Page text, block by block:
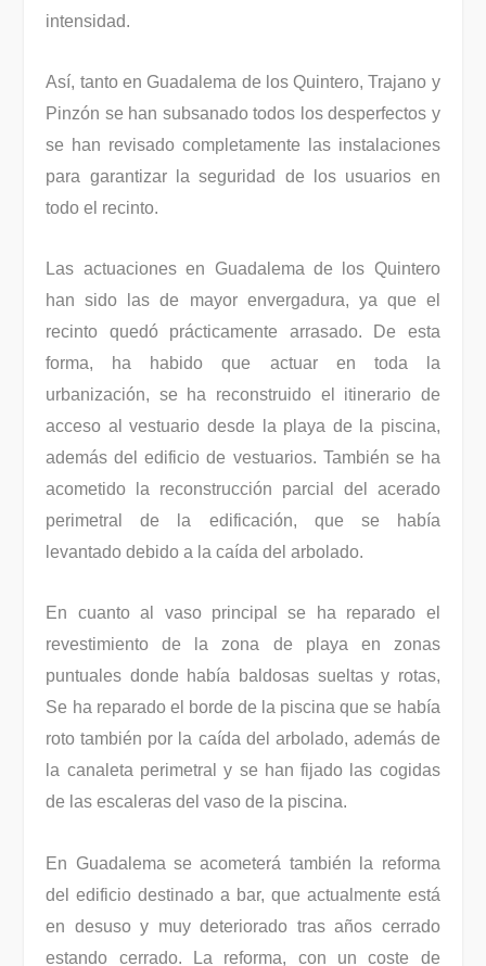
intensidad.
Así, tanto en Guadalema de los Quintero, Trajano y
Pinzón se han subsanado todos los desperfectos y
se han revisado completamente las instalaciones
para garantizar la seguridad de los usuarios en
todo el recinto.
Las actuaciones en Guadalema de los Quintero
han sido las de mayor envergadura, ya que el
recinto quedó prácticamente arrasado. De esta
forma, ha habido que actuar en toda la
urbanización, se ha reconstruido el itinerario de
acceso al vestuario desde la playa de la piscina,
además del edificio de vestuarios. También se ha
acometido la reconstrucción parcial del acerado
perimetral de la edificación, que se había
levantado debido a la caída del arbolado.
En cuanto al vaso principal se ha reparado el
revestimiento de la zona de playa en zonas
puntuales donde había baldosas sueltas y rotas,
Se ha reparado el borde de la piscina que se había
roto también por la caída del arbolado, además de
la canaleta perimetral y se han fijado las cogidas
de las escaleras del vaso de la piscina.
En Guadalema se acometerá también la reforma
del edificio destinado a bar, que actualmente está
en desuso y muy deteriorado tras años cerrado
estando cerrado. La reforma, con un coste de